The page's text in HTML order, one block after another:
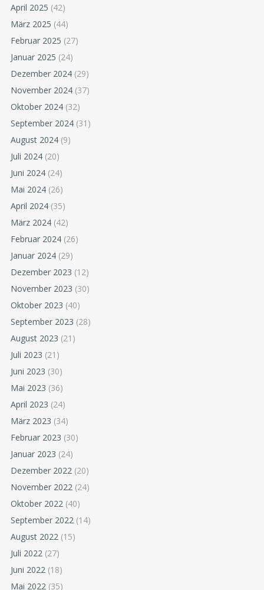
April 2025 (42)
März 2025 (44)
Februar 2025 (27)
Januar 2025 (24)
Dezember 2024 (29)
November 2024 (37)
Oktober 2024 (32)
September 2024 (31)
August 2024 (9)
Juli 2024 (20)
Juni 2024 (24)
Mai 2024 (26)
April 2024 (35)
März 2024 (42)
Februar 2024 (26)
Januar 2024 (29)
Dezember 2023 (12)
November 2023 (30)
Oktober 2023 (40)
September 2023 (28)
August 2023 (21)
Juli 2023 (21)
Juni 2023 (30)
Mai 2023 (36)
April 2023 (24)
März 2023 (34)
Februar 2023 (30)
Januar 2023 (24)
Dezember 2022 (20)
November 2022 (24)
Oktober 2022 (40)
September 2022 (14)
August 2022 (15)
Juli 2022 (27)
Juni 2022 (18)
Mai 2022 (35)